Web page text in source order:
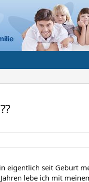
eigentlich seit Geburt
lebe ich mit